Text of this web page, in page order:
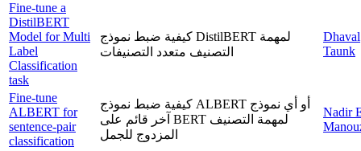
Fine-tune a
DistilBERT
Model for Multi
Label
Classification
task
كيفية ضبط نموذج DistilBERT لمهمة
التصنيف متعدد التصنيفات
Dhaval
Taunk
Fine-tune
ALBERT for
sentence-pair
classification
كيفية ضبط نموذج ALBERT أو أي نموذج
آخر قائم على BERT لمهمة التصنيف
المزدوج للجمل
Nadir